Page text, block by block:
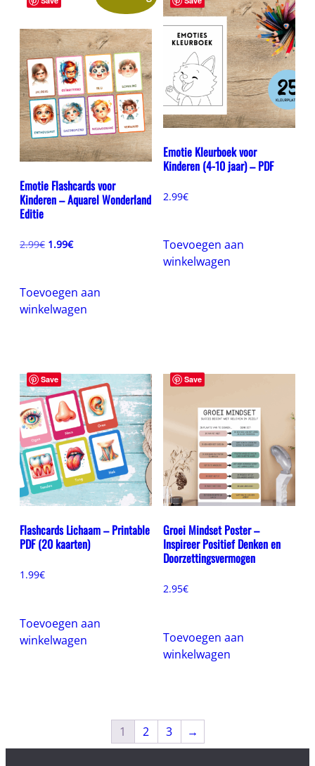
Emotie Flashcards voor
Kinderen – Aquarel Wonderland
Editie
2.99€ Oorspronkelijke
1.99€Huidige
Toevoegen aan
winkelwagen
Emotie Kleurboek voor
Kinderen (4-10 jaar) – PDF
2.99€
Toevoegen aan
winkelwagen
Save
Flashcards Lichaam – Printable
PDF (20 kaarten)
1.99€
Toevoegen aan
winkelwagen
Save
Groei Mindset Poster –
Inspireer Positief Denken en
Doorzettingsvermogen
2.95€
Toevoegen aan
winkelwagen
1 2 3 →